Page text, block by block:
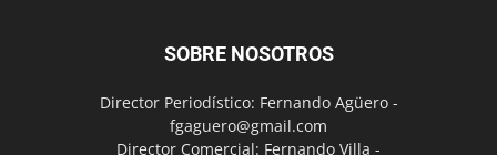
SOBRE NOSOTROS
Director Periodístico: Fernando Agüero -
fgaguero@gmail.com
Director Comercial: Fernando Villa -